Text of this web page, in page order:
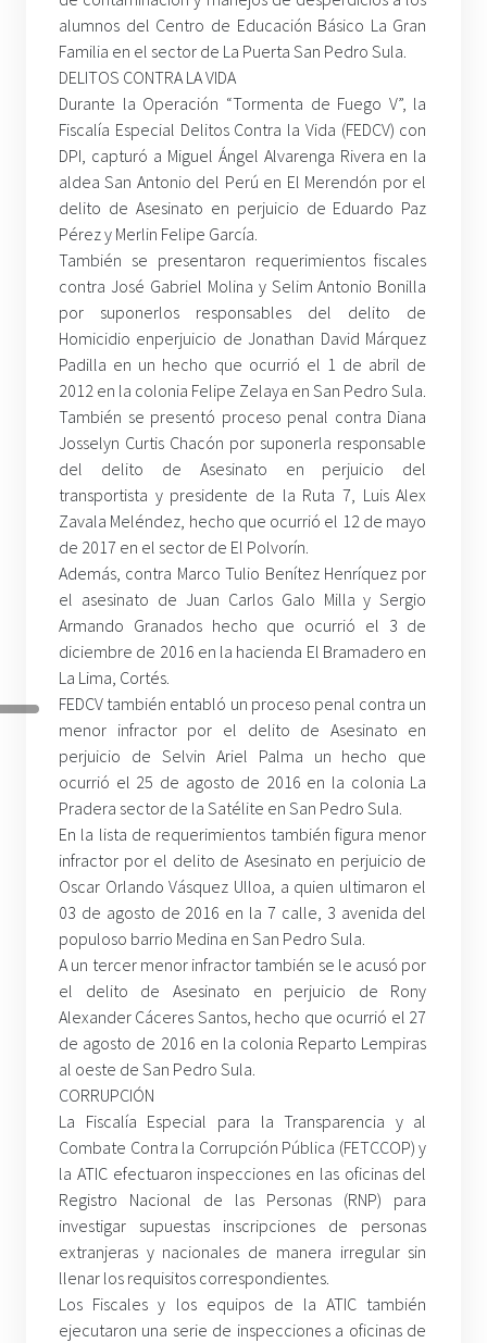
alumnos del Centro de Educación Básico La Gran
Familia en el sector de La Puerta San Pedro Sula.
DELITOS CONTRA LA VIDA
Durante la Operación “Tormenta de Fuego V”, la
Fiscalía Especial Delitos Contra la Vida (FEDCV) con
DPI, capturó a Miguel Ángel Alvarenga Rivera en la
aldea San Antonio del Perú en El Merendón por el
delito de Asesinato en perjuicio de Eduardo Paz
Pérez y Merlin Felipe García.
También se presentaron requerimientos fiscales
contra José Gabriel Molina y Selim Antonio Bonilla
por suponerlos responsables del delito de
Homicidio enperjuicio de Jonathan David Márquez
Padilla en un hecho que ocurrió el 1 de abril de
2012 en la colonia Felipe Zelaya en San Pedro Sula.
También se presentó proceso penal contra Diana
Josselyn Curtis Chacón por suponerla responsable
del delito de Asesinato en perjuicio del
transportista y presidente de la Ruta 7, Luis Alex
Zavala Meléndez, hecho que ocurrió el 12 de mayo
de 2017 en el sector de El Polvorín.
Además, contra Marco Tulio Benítez Henríquez por
el asesinato de Juan Carlos Galo Milla y Sergio
Armando Granados hecho que ocurrió el 3 de
diciembre de 2016 en la hacienda El Bramadero en
La Lima, Cortés.
FEDCV también entabló un proceso penal contra un
menor infractor por el delito de Asesinato en
perjuicio de Selvin Ariel Palma un hecho que
ocurrió el 25 de agosto de 2016 en la colonia La
Pradera sector de la Satélite en San Pedro Sula.
En la lista de requerimientos también figura menor
infractor por el delito de Asesinato en perjuicio de
Oscar Orlando Vásquez Ulloa, a quien ultimaron el
03 de agosto de 2016 en la 7 calle, 3 avenida del
populoso barrio Medina en San Pedro Sula.
A un tercer menor infractor también se le acusó por
el delito de Asesinato en perjuicio de Rony
Alexander Cáceres Santos, hecho que ocurrió el 27
de agosto de 2016 en la colonia Reparto Lempiras
al oeste de San Pedro Sula.
CORRUPCIÓN
La Fiscalía Especial para la Transparencia y al
Combate Contra la Corrupción Pública (FETCCOP) y
la ATIC efectuaron inspecciones en las oficinas del
Registro Nacional de las Personas (RNP) para
investigar supuestas inscripciones de personas
extranjeras y nacionales de manera irregular sin
llenar los requisitos correspondientes.
Los Fiscales y los equipos de la ATIC también
ejecutaron una serie de inspecciones a oficinas de